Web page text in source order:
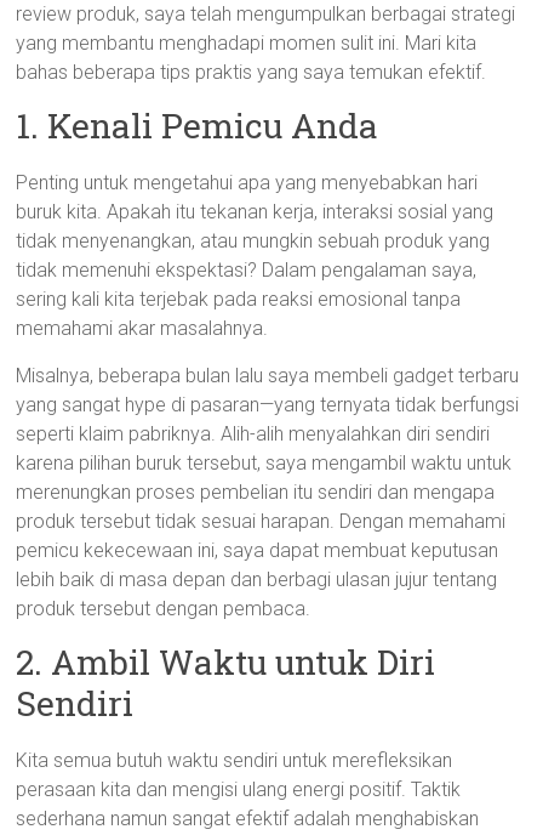
review produk, saya telah mengumpulkan berbagai strategi
yang membantu menghadapi momen sulit ini. Mari kita
bahas beberapa tips praktis yang saya temukan efektif.
1. Kenali Pemicu Anda
Penting untuk mengetahui apa yang menyebabkan hari
buruk kita. Apakah itu tekanan kerja, interaksi sosial yang
tidak menyenangkan, atau mungkin sebuah produk yang
tidak memenuhi ekspektasi? Dalam pengalaman saya,
sering kali kita terjebak pada reaksi emosional tanpa
memahami akar masalahnya.
Misalnya, beberapa bulan lalu saya membeli gadget terbaru
yang sangat hype di pasaran—yang ternyata tidak berfungsi
seperti klaim pabriknya. Alih-alih menyalahkan diri sendiri
karena pilihan buruk tersebut, saya mengambil waktu untuk
merenungkan proses pembelian itu sendiri dan mengapa
produk tersebut tidak sesuai harapan. Dengan memahami
pemicu kekecewaan ini, saya dapat membuat keputusan
lebih baik di masa depan dan berbagi ulasan jujur tentang
produk tersebut dengan pembaca.
2. Ambil Waktu untuk Diri
Sendiri
Kita semua butuh waktu sendiri untuk merefleksikan
perasaan kita dan mengisi ulang energi positif. Taktik
sederhana namun sangat efektif adalah menghabiskan